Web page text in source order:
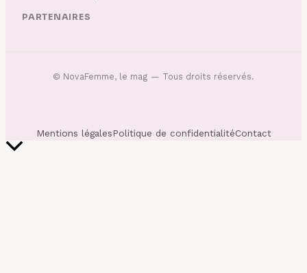
PARTENAIRES
© NovaFemme, le mag — Tous droits réservés.
Mentions légalesPolitique de confidentialitéContact